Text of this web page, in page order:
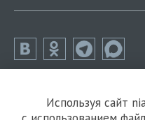
Используя сайт